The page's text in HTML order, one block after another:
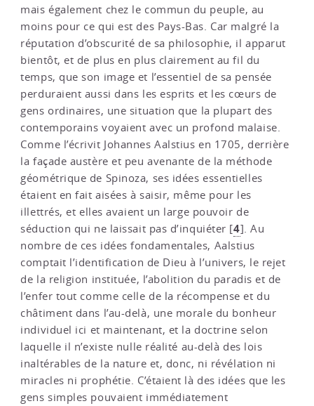
mais également chez le commun du peuple, au
moins pour ce qui est des Pays-Bas. Car malgré la
réputation d’obscurité de sa philosophie, il apparut
bientôt, et de plus en plus clairement au fil du
temps, que son image et l’essentiel de sa pensée
perduraient aussi dans les esprits et les cœurs de
gens ordinaires, une situation que la plupart des
contemporains voyaient avec un profond malaise.
Comme l’écrivit Johannes Aalstius en 1705, derrière
la façade austère et peu avenante de la méthode
géométrique de Spinoza, ses idées essentielles
étaient en fait aisées à saisir, même pour les
illettrés, et elles avaient un large pouvoir de
séduction qui ne laissait pas d’inquiéter [4] . Au
nombre de ces idées fondamentales, Aalstius
comptait l’identification de Dieu à l’univers, le rejet
de la religion instituée, l’abolition du paradis et de
l’enfer tout comme celle de la récompense et du
châtiment dans l’au-delà, une morale du bonheur
individuel ici et maintenant, et la doctrine selon
laquelle il n’existe nulle réalité au-delà des lois
inaltérables de la nature et, donc, ni révélation ni
miracles ni prophétie. C’étaient là des idées que les
gens simples pouvaient immédiatement